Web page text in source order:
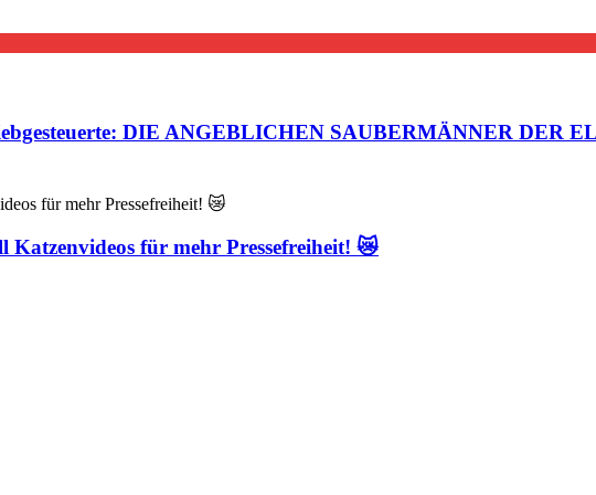
DIE ANGEBLICHEN SAUBERMÄNNER DER
für mehr Pressefreiheit! 😿